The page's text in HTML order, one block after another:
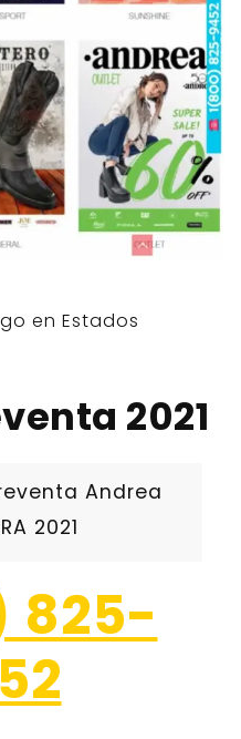
en Estados
2021
Andrea
2021
825-